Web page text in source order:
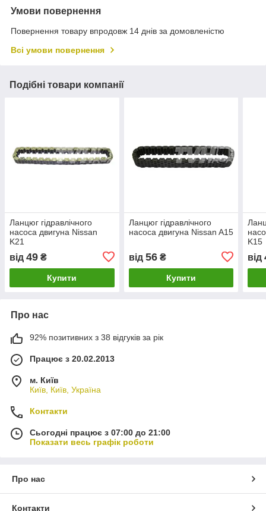
Умови повернення
Повернення товару впродовж 14 днів за домовленістю
Всі умови повернення
Подібні товари компанії
Ланцюг гідравлічного
насоса двигуна Nissan
K21
від 49 ₴
Купити
Ланцюг гідравлічного
насоса двигуна Nissan A15
від 56₴
Купити
K15
від
Про нас
92% позитивних з 38 відгуків за рік
Працює з 20.02.2013
м. Київ
Київ, Київ, Україна
Контакти
Сьогодні працює з 07:00 до 21:00
Показати весь графік роботи
Про нас
Контакти